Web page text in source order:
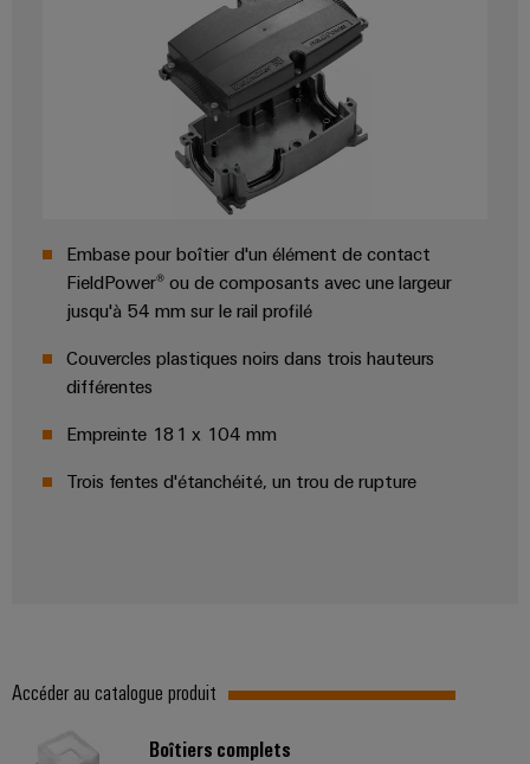
d'un niveau
supérieur -
intuitive,
Embase pour boîtier d'un élément de contact
FieldPower® ou de composants avec une largeur
jusqu'à 54 mm sur le rail profilé
Couvercles plastiques noirs dans trois hauteurs
différentes
Empreinte 181 x 104 mm
Trois fentes d'étanchéité, un trou de rupture
Accéder au catalogue produit
Boîtiers complets